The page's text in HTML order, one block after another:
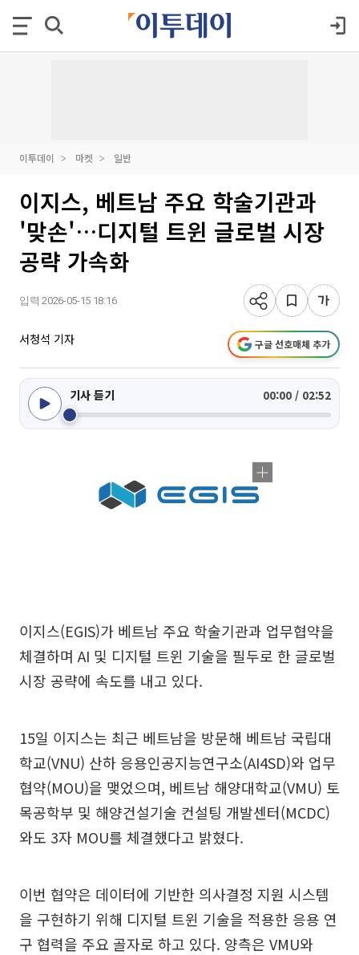
이투데이 마켓 일반
이지스, 베트남 주요 학술기관과
'맞손'…디지털 트윈 글로벌 시장
공략 가속화
입력 2026-05-15 18:16
서청석 기자 구글 선호매체 추가
기사 듣기 00:00 / 02:52
이지스(EGIS)가 베트남 주요 학술기관과 업무협약을
체결하며 AI 및 디지털 트윈 기술을 필두로 한 글로벌
시장 공략에 속도를 내고 있다.
15일 이지스는 최근 베트남을 방문해 베트남 국립대
학교(VNU) 산하 응용인공지능연구소(AI4SD)와 업무
협약(MOU)을 맺었으며, 베트남 해양대학교(VMU) 토
목공학부 및 해양건설기술 컨설팅 개발센터(MCDC)
와도 3자 MOU를 체결했다고 밝혔다.
이번 협약은 데이터에 기반한 의사결정 지원 시스템
을 구현하기 위해 디지털 트윈 기술을 적용한 응용 연
구 협력을 주요 골자로 하고 있다. 양측은 VMU와